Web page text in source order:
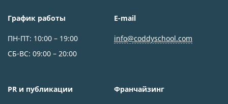
График работы
ПН-ПТ: 10:00 – 19:00
СБ-ВС: 09:00 – 20:00
E-mail
info@coddyschool.com
PR и публикации Франчайзинг